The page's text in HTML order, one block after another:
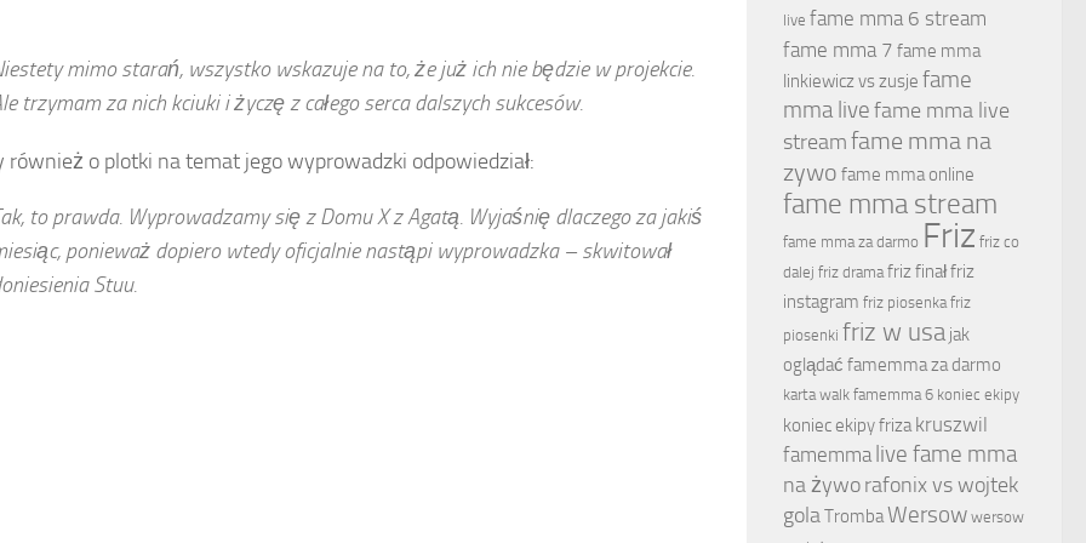
mimo starań, wszystko wskazuje na to, że już ich nie będzie w projekcie.
trzymam za nich kciuki i życzę z całego serca dalszych sukcesów.
również o plotki na temat jego wyprowadzki odpowiedział:
to prawda. Wyprowadzamy się z Domu X z Agatą. Wyjaśnię dlaczego za jakiś
ponieważ dopiero wtedy oficjalnie nastąpi wyprowadzka – skwitował
Stuu.
live fame mma 6 stream
fame mma 7 fame mma
linkiewicz vs zusje fame
mma livefame mma live
streamfame mma na
zywo fame mma online
fame mma stream
fame mma za darmo Friz friz co
dalej friz drama friz finałfriz
instagram friz piosenka friz
piosenki friz w usa jak
oglądać famemma za darmo
karta walk famemma 6 koniec ekipy
koniec ekipy friza kruszwil
famemma live fame mma
na żyworafonix vs wojtek
golaTrombaWersow wersow